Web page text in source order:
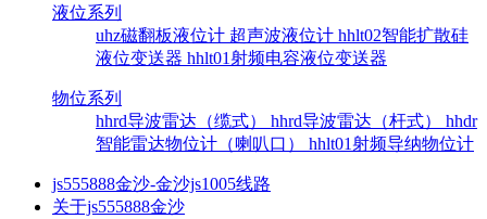
液位系列
uhz磁翻板液位计 超声波液位计 hhlt02智能扩散硅
液位变送器 hhlt01射频电容液位变送器
物位系列
hhrd导波雷达（缆式） hhrd导波雷达（杆式） hhdr
智能雷达物位计（喇叭口） hhlt01射频导纳物位计
js555888金沙-金沙js1005线路
关于js555888金沙